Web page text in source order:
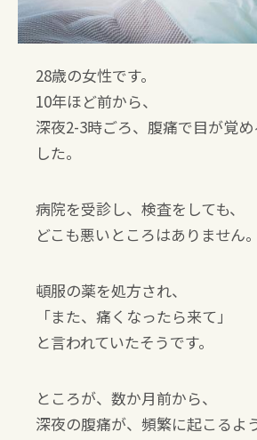
28歳の女性です。
10年ほど前から、
深夜2-3時ごろ、腹痛で目が覚
した。
病院を受診し、検査をしても、
どこも悪いところはありません。
頓服の薬を処方され、
「また、痛くなったら来て」
と言われていたそうです。
ところが、数か月前から、
深夜の腹痛が、頻繁に起こるよ